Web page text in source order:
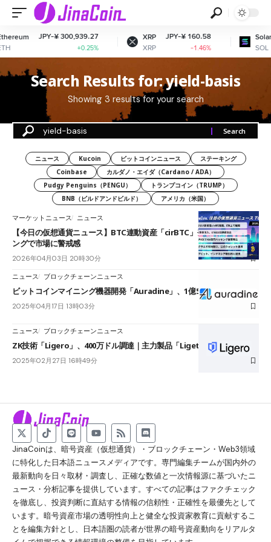
JPY-¥ 300,939.27
+0.25%
XRP
XRP
JPY-¥ 160.58
-1.46%
SOL
Search Results for: yield-basis
Showing 3 results for your search
ニュース Kucoin ビットコインニュース
ステーキング
Coinbase
カルダノ・エイダ（Cardano / ADA）
Pudgy Penguins（PENGU）
トランプコイン（TRUMP）
BNB（ビルドアンドビルド）
アメリカ（米国）
マーケットニュース ニュース
【今日の仮想通貨ニュース】BTC連動資産「cirBTC」登場｜大型ハッキ
ングで市場に警戒感
2026年04月03日 20時30分
ニュース ブロックチェーンニュース
ビットコインマイニング機器開発「Auradine」、1億5,300万ドル調達
2025年04月17日 13時03分
ニュース ブロックチェーンニュース
ZK技術「Ligero」、400万ドル調達｜主力製品「Ligetron」も発表
2025年02月27日 16時49分
JinaCoinは、暗号資産（仮想通貨）・ブロックチェーン・Web3領域
に特化した日本語ニュースメディアです。専門編集チームが国内外の
最新動向を日々取材・調査し、正確な数値と一次情報源に基づいたニ
ュース・分析記事を提供しています。すべての記事はファクチェック
を徹底し、投資判断に直結する情報の信頼性・正確性を最優先として
います。暗号資産市場の透明性向上と健全な投資家教育に貢献するこ
とを編集方針とし、日本語圏の読者が世界の暗号資産動向をリアルタ